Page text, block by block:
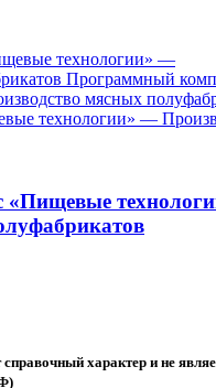
характер и не